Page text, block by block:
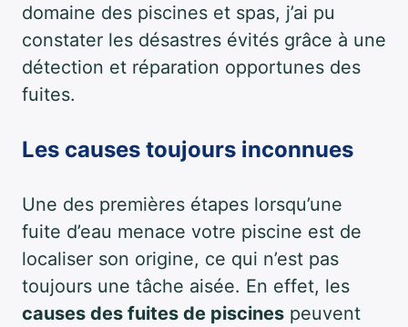
domaine des piscines et spas, j’ai pu
constater les désastres évités grâce à une
détection et réparation opportunes des
fuites.
Les causes toujours inconnues
Une des premières étapes lorsqu’une
fuite d’eau menace votre piscine est de
localiser son origine, ce qui n’est pas
toujours une tâche aisée. En effet, les
causes des fuites de piscines peuvent